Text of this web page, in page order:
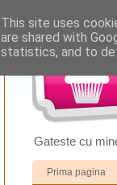
Gateste cu
Prima pagina
This site uses
are shared with
statistics, and to